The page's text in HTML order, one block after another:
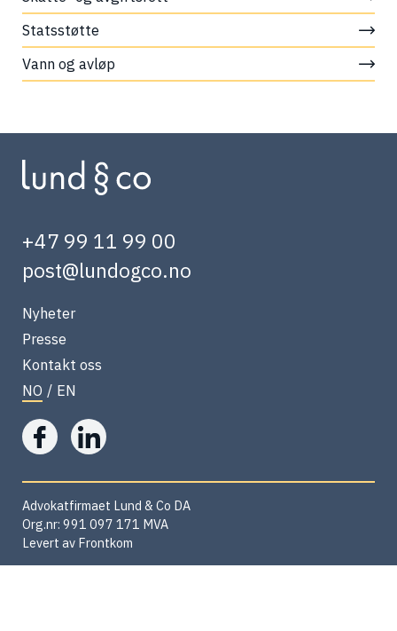
Statsstøtte
Vann og avløp
+47 99 11 99 00
post@lundogco.no
Nyheter
Presse
Kontakt oss
NO / EN
Advokatfirmaet Lund & Co DA
Org.nr: 991 097 171 MVA
Levert av Frontkom